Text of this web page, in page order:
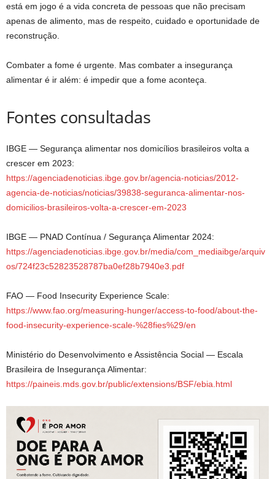
está em jogo é a vida concreta de pessoas que não precisam
apenas de alimento, mas de respeito, cuidado e oportunidade de
reconstrução.
Combater a fome é urgente. Mas combater a insegurança
alimentar é ir além: é impedir que a fome aconteça.
Fontes consultadas
IBGE — Segurança alimentar nos domicílios brasileiros volta a
crescer em 2023:
https://agenciadenoticias.ibge.gov.br/agencia-noticias/2012-
agencia-de-noticias/noticias/39838-seguranca-alimentar-nos-
domicilios-brasileiros-volta-a-crescer-em-2023
IBGE — PNAD Contínua / Segurança Alimentar 2024:
https://agenciadenoticias.ibge.gov.br/media/com_mediaibge/arquiv
os/724f23c52823528787ba0ef28b7940e3.pdf
FAO — Food Insecurity Experience Scale:
https://www.fao.org/measuring-hunger/access-to-food/about-the-
food-insecurity-experience-scale-%28fies%29/en
Ministério do Desenvolvimento e Assistência Social — Escala
Brasileira de Insegurança Alimentar:
https://paineis.mds.gov.br/public/extensions/BSF/ebia.html